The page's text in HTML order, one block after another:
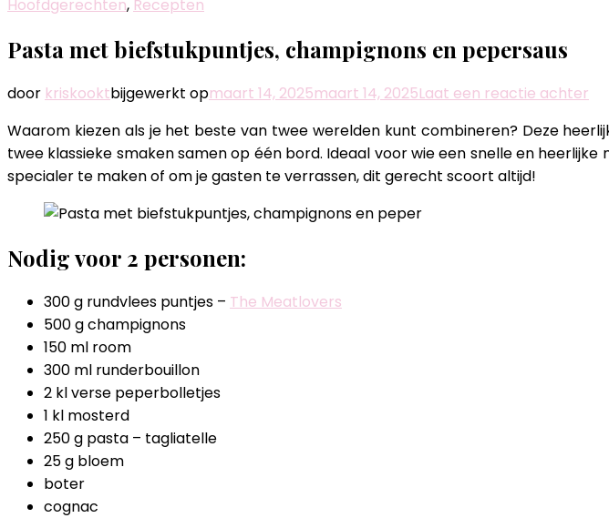
Hoofdgerechten, Recepten
Pasta met biefstukpuntjes, champignons en pepersaus
door kriskooktbijgewerkt opmaart 14, 2025maart 14, 2025Laat een reactie achter
Waarom kiezen als je het beste van twee werelden kunt combineren? Deze
twee klassieke smaken samen op één bord. Ideaal voor wie een snelle en
specialer te maken of om je gasten te verrassen, dit gerecht scoort altijd!
Nodig voor 2 personen:
300 g rundvlees puntjes – The Meatlovers
500 g champignons
150 ml room
300 ml runderbouillon
2 kl verse peperbolletjes
1 kl mosterd
250 g pasta – tagliatelle
25 g bloem
boter
cognac